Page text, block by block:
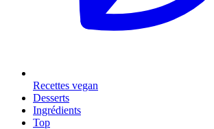
Recettes vegan
Desserts
Ingrédients
Top